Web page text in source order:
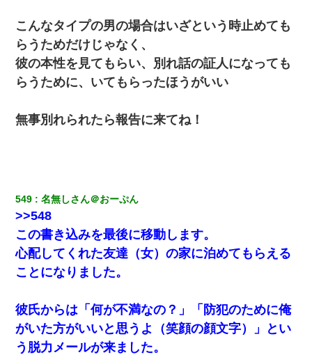
こんなタイプの男の場合はいざという時止めても
らうためだけじゃなく、
彼の本性を見てもらい、別れ話の証人になっても
らうために、いてもらったほうがいい
無事別れられたら報告に来てね！
549 名無しさん＠おーぷん
>>548
この書き込みを最後に移動します。
心配してくれた友達（女）の家に泊めてもらえる
ことになりました。
彼氏からは「何が不満なの？」「防犯のために俺
がいた方がいいと思うよ（笑顔の顔文字）」とい
う脱力メールが来ました。